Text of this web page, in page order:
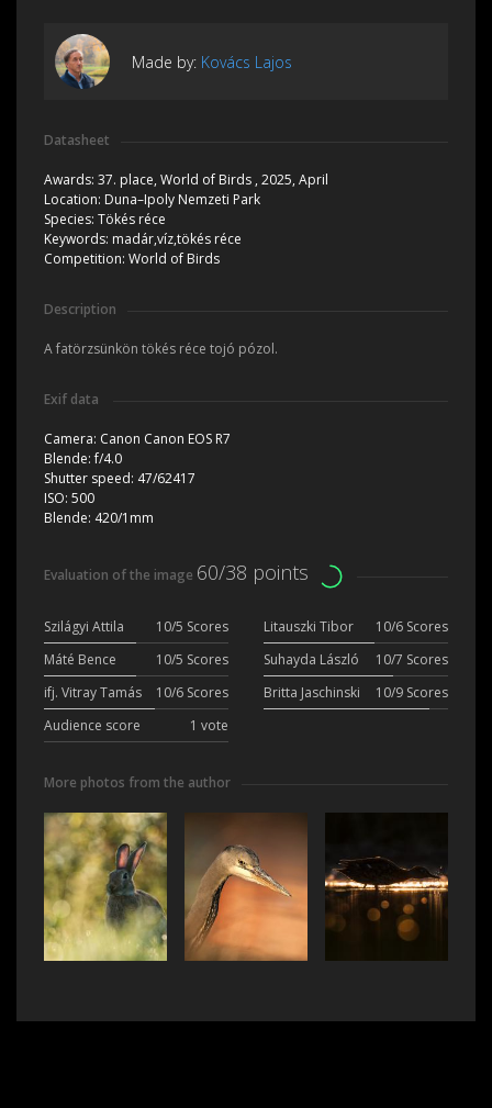
Made by: Kovács Lajos
Datasheet
Awards: 37. place, World of Birds , 2025, April
Location: Duna–Ipoly Nemzeti Park
Species: Tökés réce
Keywords: madár,víz,tökés réce
Competition: World of Birds
Description
A fatörzsünkön tökés réce tojó pózol.
Exif data
Camera: Canon Canon EOS R7
Blende:f/4.0
Shutter speed: 47/62417
ISO: 500
Blende: 420/1mm
Evaluation of the image 60/38 points
Szilágyi Attila 10/5 Scores Litauszki Tibor
10/6 Scores
Máté Bence
10/5 Scores Suhayda László
10/7 Scores
ifj. Vitray Tamás
10/6 Scores Britta Jaschinski
10/9 Scores
Audience score
1 vote
More photos from the author